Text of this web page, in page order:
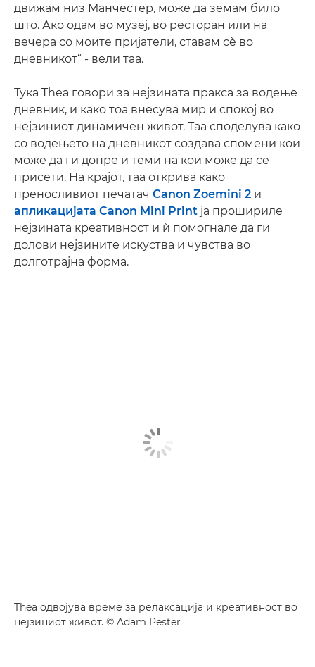
движам низ Манчестер, може да земам било
што. Ако одам во музеј, во ресторан или на
вечера со моите пријатели, ставам сè во
дневникот“ - вели таа.
Тука Thea говори за нејзината пракса за водење
дневник, и како тоа внесува мир и спокој во
нејзиниот динамичен живот. Таа споделува како
со водењето на дневникот создава спомени кои
може да ги допре и теми на кои може да се
присети. На крајот, таа открива како
преносливиот печатач Canon Zoemini 2 и
апликацијата Canon Mini Print ја прошириле
нејзината креативност и ѝ помогнале да ги
долови нејзините искуства и чувства во
долготрајна форма.
Thea одвојува време за релаксација и креативност во
нејзиниот живот. © Adam Pester